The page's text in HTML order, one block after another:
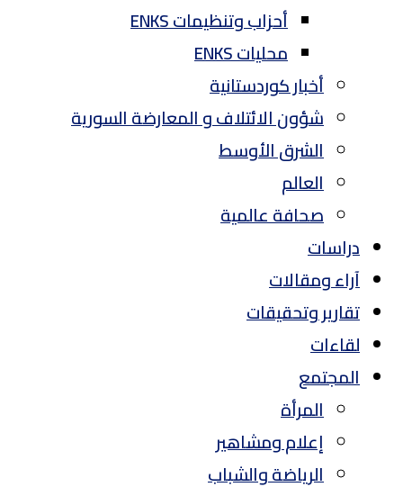
أحزاب وتنظيمات ENKS
محليات ENKS
أخبار كوردستانية
شؤون الائتلاف و المعارضة السورية
الشرق الأوسط
العالم
صحافة عالمية
دراسات
آراء ومقالات
تقارير وتحقيقات
لقاءات
المجتمع
المرأة
إعلام ومشاهير
الرياضة والشباب